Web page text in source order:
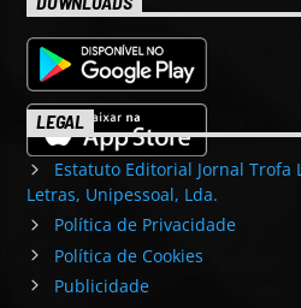
LEGAL
Estatuto Editorial Jornal Trofa
Letras, Unipessoal, Lda.
Política de Privacidade
Política de Cookies
Publicidade